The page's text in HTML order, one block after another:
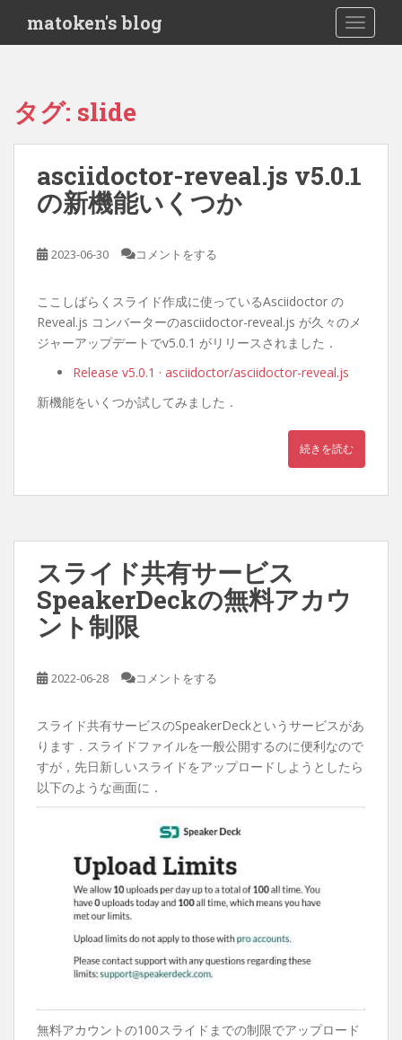
i
matoken's blog
タグ: slide
asciidoctor-reveal.js v5.0.1
の新機能いくつか
2023-06-30 コメントをする
ここしばらくスライド作成に使っているAsciidoctor の
Reveal.js コンバーターのasciidoctor-reveal.js が久々のメ
ジャーアップデートでv5.0.1 がリリースされました．
Release v5.0.1 · asciidoctor/asciidoctor-reveal.js
新機能をいくつか試してみました．
続きを読む
スライド共有サービス
SpeakerDeckの無料アカウ
ント制限
2022-06-28 コメントをする
スライド共有サービスのSpeakerDeckというサービスがあ
ります．スライドファイルを一般公開するのに便利なので
すが，先日新しいスライドをアップロードしようとしたら
以下のような画面に．
無料アカウントの100スライドまでの制限でアップロード